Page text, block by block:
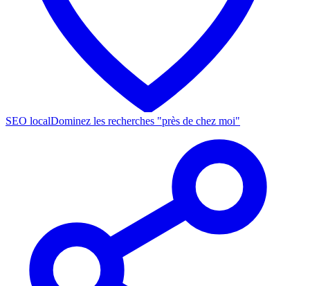
SEO localDominez les recherches "près de chez moi"